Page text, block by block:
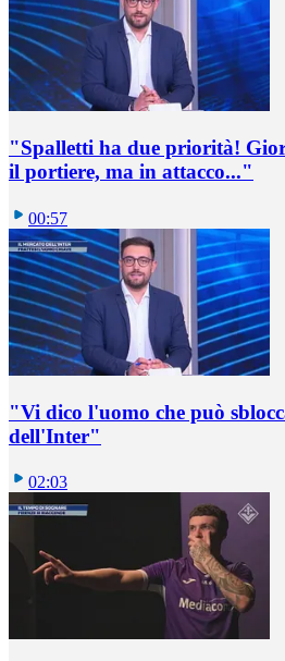
"Spalletti ha due priorità!
il portiere, ma in attacco..."
00:57
"Vi dico l'uomo che può
dell'Inter"
02:03